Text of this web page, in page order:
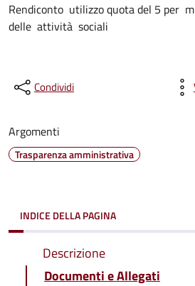
Rendiconto utilizzo quota del 5 per
delle attività sociali
Condividi
Argomenti
Trasparenza amministrativa
INDICE DELLA PAGINA
Descrizione
Documenti e Allegati